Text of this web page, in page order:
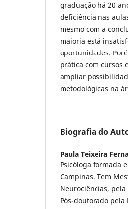
graduação há 20
deficiência nas
mesmo com a
maioria está
oportunidades.
prática com cursos
ampliar
metodológicas na
Biografia do
Paula Teixeira
Psicóloga formada
Campinas. Tem
Neurociências, pela
Pós-doutorado pela